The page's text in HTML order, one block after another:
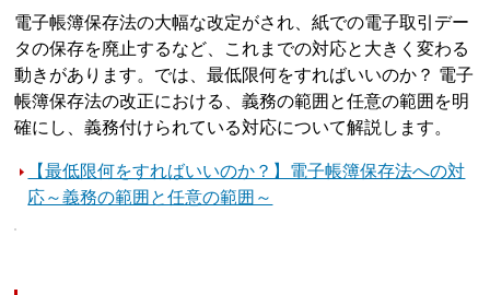
電子帳簿保存法の大幅な改定がされ、紙での電子取引デー
タの保存を廃止するなど、これまでの対応と大きく変わる
動きがあります。では、最低限何をすればいいのか？ 電子
帳簿保存法の改正における、義務の範囲と任意の範囲を明
確にし、義務付けられている対応について解説します。
【最低限何をすればいいのか？】電子帳簿保存法への対
応～義務の範囲と任意の範囲～